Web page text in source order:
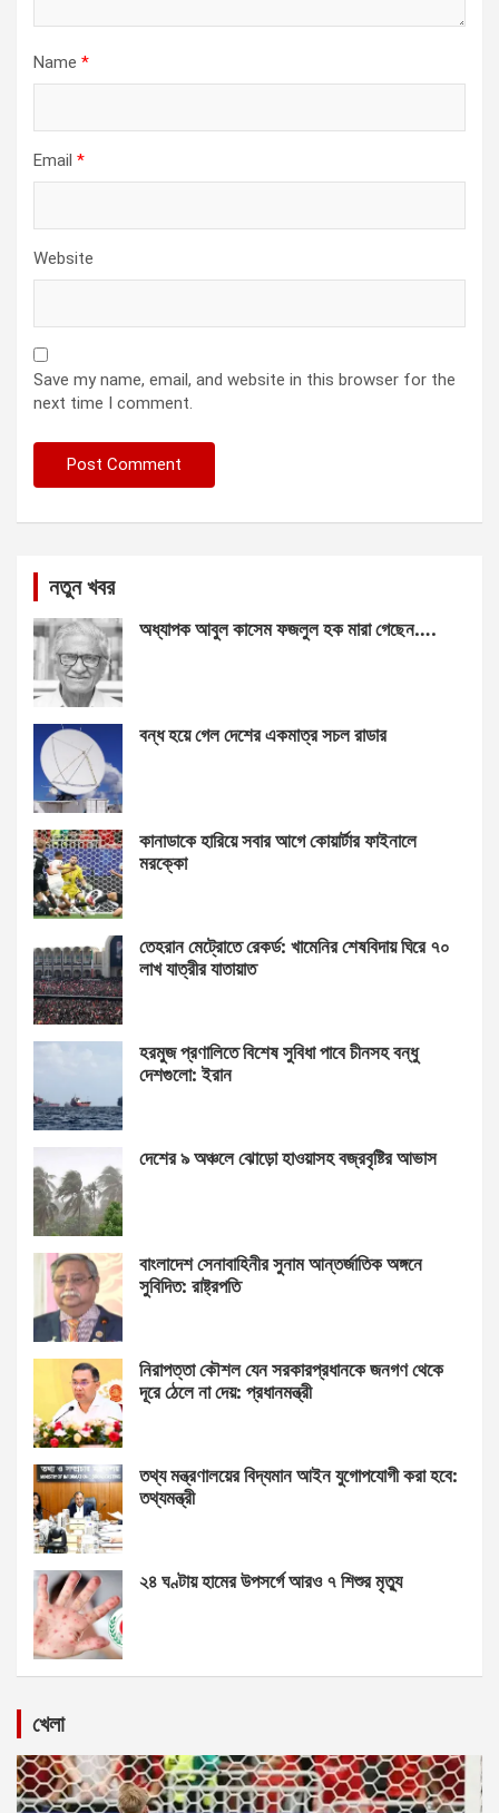
Name *
Email *
Website
Save my name, email, and website in this browser for the
next time I comment.
নতুন খবর
অধ্যাপক আবুল কাসেম ফজলুল হক মারা গেছেন….
বন্ধ হয়ে গেল দেশের একমাত্র সচল রাডার
কানাডাকে হারিয়ে সবার আগে কোয়ার্টার ফাইনালে
মরক্কো
তেহরান মেট্রোতে রেকর্ড: খামেনির শেষবিদায় ঘিরে ৭০
লাখ যাত্রীর যাতায়াত
হরমুজ প্রণালিতে বিশেষ সুবিধা পাবে চীনসহ বন্ধু
দেশগুলো: ইরান
দেশের ৯ অঞ্চলে ঝোড়ো হাওয়াসহ বজ্রবৃষ্টির আভাস
বাংলাদেশ সেনাবাহিনীর সুনাম আন্তর্জাতিক অঙ্গনে
সুবিদিত: রাষ্ট্রপতি
নিরাপত্তা কৌশল যেন সরকারপ্রধানকে জনগণ থেকে
দূরে ঠেলে না দেয়: প্রধানমন্ত্রী
তথ্য মন্ত্রণালয়ের বিদ্যমান আইন যুগোপযোগী করা হবে:
তথ্যমন্ত্রী
২৪ ঘণ্টায় হামের উপসর্গে আরও ৭ শিশুর মৃত্যু
খেলা